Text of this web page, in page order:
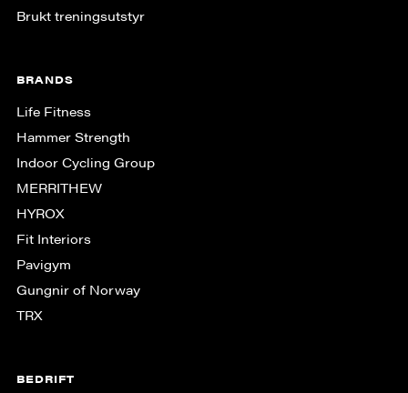
Brukt treningsutstyr
BRANDS
Life Fitness
Hammer Strength
Indoor Cycling Group
MERRITHEW
HYROX
Fit Interiors
Pavigym
Gungnir of Norway
TRX
BEDRIFT